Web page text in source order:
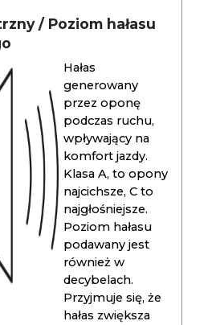
/ Poziom hałasu
Hałas
generowany
przez oponę
podczas ruchu,
wpływający na
komfort jazdy.
Klasa A, to opony
najcichsze, C to
najgłośniejsze.
Poziom hałasu
podawany jest
również w
decybelach.
Przyjmuje się, że
hałas zwiększa